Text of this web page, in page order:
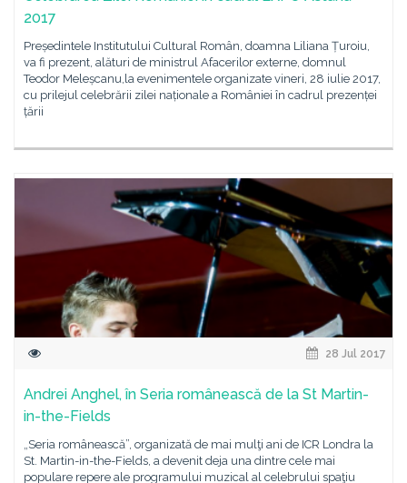
2017
Președintele Institutului Cultural Român, doamna Liliana Țuroiu,
va fi prezent, alături de ministrul Afacerilor externe, domnul
Teodor Meleșcanu,la evenimentele organizate vineri, 28 iulie 2017,
cu prilejul celebrării zilei naționale a României în cadrul prezenței
țării
28 Jul 2017
Andrei Anghel, în Seria românească de la St Martin-
in-the-Fields
„Seria românească”, organizată de mai mulţi ani de ICR Londra la
St. Martin-in-the-Fields, a devenit deja una dintre cele mai
populare repere ale programului muzical al celebrului spaţiu